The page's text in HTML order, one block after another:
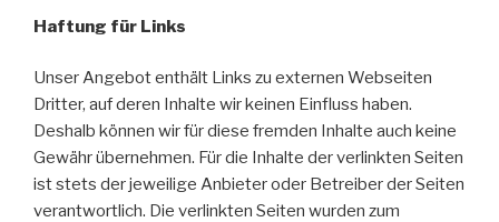
Haftung für Links
Unser Angebot enthält Links zu externen Webseiten
Dritter, auf deren Inhalte wir keinen Einfluss haben.
Deshalb können wir für diese fremden Inhalte auch keine
Gewähr übernehmen. Für die Inhalte der verlinkten Seiten
ist stets der jeweilige Anbieter oder Betreiber der Seiten
verantwortlich. Die verlinkten Seiten wurden zum